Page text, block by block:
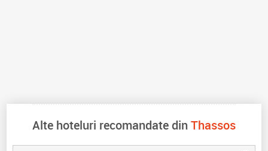
Alte hoteluri recomandate din Thassos